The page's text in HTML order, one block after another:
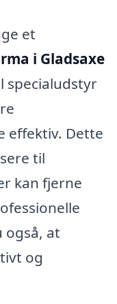
et
i Gladsaxe
specialudstyr
effektiv. Dette
til
kan fjerne
også, at
og